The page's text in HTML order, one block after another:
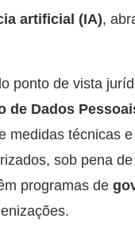
artificial (IA),
ponto de vista
de Dados
medidas técnicas
sob pena
programas de